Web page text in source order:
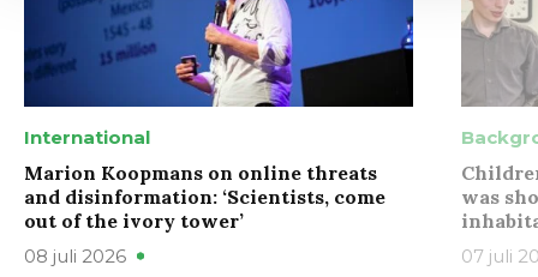
International
Marion Koopmans on online threats
and disinformation: ‘Scientists, come
out of the ivory tower’
08 juli 2026
was
07 juli